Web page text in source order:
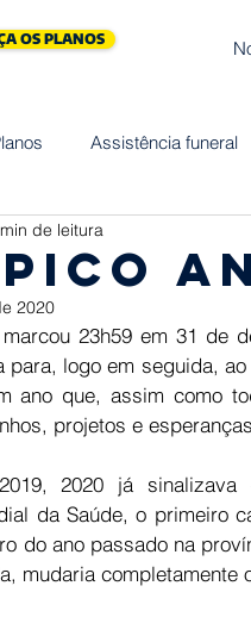
OS PLANOS
Assistência funeral
Assistências
de leitura
2020
23h59 em 31 de
para, logo em seguida,
ano que, assim como
projetos e
2020 já
da Saúde, o primeiro
do ano passado na
mudaria